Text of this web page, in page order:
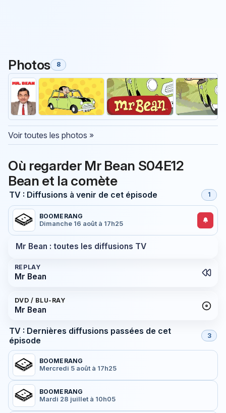
Photos 8
Voir toutes les photos »
Où regarder Mr Bean S04E12
Bean et la comète
TV : Diffusions à venir de cet épisode 1
BOOMERANG
Dimanche 16 août à 17h25
Mr Bean : toutes les diffusions TV
REPLAY
Mr Bean
DVD / BLU-RAY
Mr Bean
TV : Dernières diffusions passées de cet
épisode
3
BOOMERANG
Mercredi 5 août à 17h25
BOOMERANG
Mardi 28 juillet à 10h05